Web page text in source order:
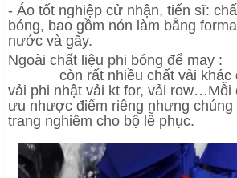
- Áo tốt nghiệp cử nhận, tiến sĩ:
bóng, bao gồm nón làm bằng
nước và gãy.
Ngoài chất liệu phi bóng để may :
còn rất nhiều chất vải
vải phi nhật vải kt for, vải row…Mỗi
ưu nhược điểm riêng nhưng chúng
trang nghiêm cho bộ lễ phục.